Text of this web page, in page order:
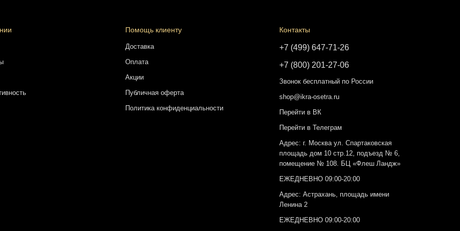
Помощь клиенту
Доставка
Оплата
Акции
Публичная оферта
Политика конфиденциальности
Контакты
+7 (499) 647-71-26
+7 (800) 201-27-06
Звонок бесплатный по России
shop@ikra-osetra.ru
Перейти в ВК
Перейти в Телеграм
Адрес: г. Москва ул. Спартаковская
площадь дом 10 стр.12, подъезд № 6,
помещение № 108. БЦ «Флеш Ландж»
ЕЖЕДНЕВНО 09:00-20:00
Адрес: Астрахань, площадь имени
Ленина 2
ЕЖЕДНЕВНО 09:00-20:00